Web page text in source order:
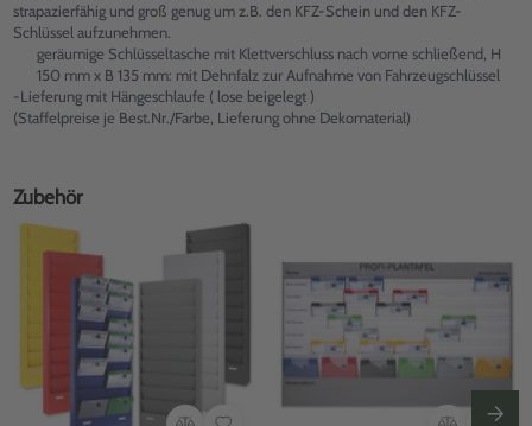
strapazierfähig und groß genug um z.B. den KFZ-Schein und den KFZ-
Schlüssel aufzunehmen.
geräumige Schlüsseltasche mit Klettverschluss nach vorne schließend, H
150 mm x B 135 mm: mit Dehnfalz zur Aufnahme von Fahrzeugschlüssel
-Lieferung mit Hängeschlaufe ( lose beigelegt )
(Staffelpreise je Best.Nr./Farbe, Lieferung ohne Dekomaterial)
Zubehör